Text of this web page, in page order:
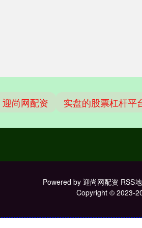
迎尚网配资 实盘的股票杠杆平
Powered by 迎尚网配资 RSS
Copyright © 2023-